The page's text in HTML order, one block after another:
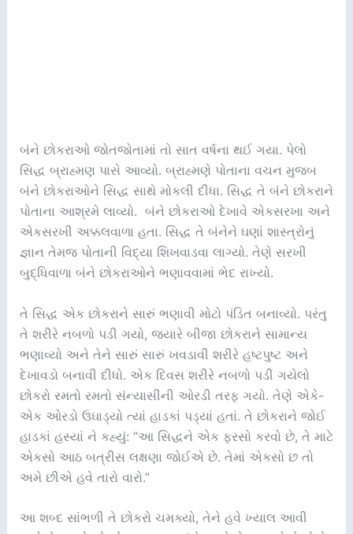
બંને છોકરાઓ જોતજોતામાં તો સાત વર્ષના થઈ ગયા. પેલો
સિદ્ધ બ્રાહ્મણ પાસે આવ્યો. બ્રાહ્મણે પોતાના વચન મુજબ
બંને છોકરાઓને સિદ્ધ સાથે મોકલી દીધા. સિદ્ધ તે બંને છોકરાને
પોતાના આશ્રમે લાવ્યો. બંને છોકરાઓ દેખાવે એકસરખા અને
એકસરખી અક્કલવાળા હતા. સિદ્ધ તે બંનેને ઘણાં શાસ્ત્રોનું
જ્ઞાન તેમજ પોતાની વિદ્યા શિખવાડવા લાગ્યો. તેણે સરખી
બુદ્ધિવાળા બંને છોકરાઓને ભણાવવામાં ભેદ રાખ્યો.
તે સિદ્ધ એક છોકરાને સારું ભણાવી મોટો પંડિત બનાવ્યો. પરંતુ
તે શરીરે નબળો પડી ગયો, જ્યારે બીજા છોકરાને સામાન્ય
ભણાવ્યો અને તેને સારું સારું ખવડાવી શરીરે હષ્ટપુષ્ટ અને
દેખાવડો બનાવી દીધો. એક દિવસ શરીરે નબળો પડી ગયેલો
છોકરો રમતો રમતો સંન્યાસીની ઓરડી તરફ ગયો. તેણે એકે-
એક ઓરડો ઉઘાડ્યો ત્યાં હાડકાં પડ્યાં હતાં. તે છોકરાને જોઈ
હાડકાં હસ્યાં ને કહ્યું: “આ સિદ્ધને એક ફરસો કરવો છે, તે માટે
એકસો આઠ બત્રીસ લક્ષણા જોઈએ છે. તેમાં એકસો છ તો
અમે છીએ હવે તારો વારો.”
આ શબ્દ સાંભળી તે છોકરો ચમક્યો, તેને હવે ખ્યાલ આવી